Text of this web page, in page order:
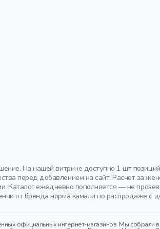
На нашей витрине доступно 1 шт
перед добавлением на сайт. Расчет за
Каталог ежедневно пополняется — не
от бренда норма камали по распродаже с
официальных интернет-магазинов. Мы собрали в